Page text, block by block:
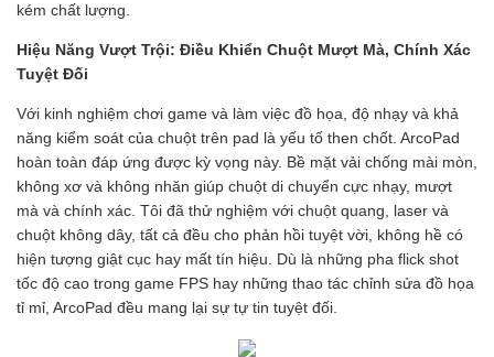
kém chất lượng.
Hiệu Năng Vượt Trội: Điều Khiển Chuột Mượt Mà, Chính Xác
Tuyệt Đối
Với kinh nghiệm chơi game và làm việc đồ họa, độ nhạy và khả
năng kiểm soát của chuột trên pad là yếu tố then chốt. ArcoPad
hoàn toàn đáp ứng được kỳ vọng này. Bề mặt vải chống mài mòn,
không xơ và không nhăn giúp chuột di chuyển cực nhạy, mượt
mà và chính xác. Tôi đã thử nghiệm với chuột quang, laser và
chuột không dây, tất cả đều cho phản hồi tuyệt vời, không hề có
hiện tượng giật cục hay mất tín hiệu. Dù là những pha flick shot
tốc độ cao trong game FPS hay những thao tác chỉnh sửa đồ họa
tỉ mỉ, ArcoPad đều mang lại sự tự tin tuyệt đối.